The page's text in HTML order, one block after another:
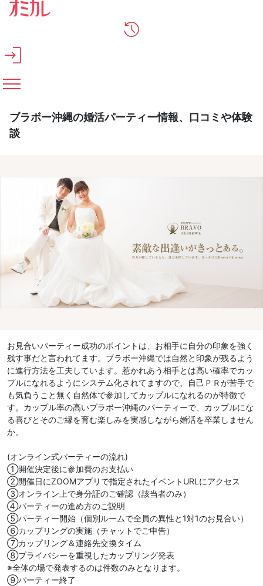
メインコンテンツへスキップ
ブラボー沖縄の婚活パーティー情報、口コミや体験
談
お見合いパーティー成功のポイントは、お相手に自分の印象を強く
残す事だと言われてます。ブラボー沖縄では自然と印象が残るよう
に進行方法を工夫しています。惹かれあう相手とは高い確率でカッ
プルになれるようにシステム化されてますので、自己ＰＲが苦手で
も気負うこと無く自然体で参加してカップルになれるのが特徴で
す。カップル率の高いブラボー沖縄のパーティーで、カップルにな
る喜びとそのご縁を育む楽しみを実感しながら婚活を卒業しません
か。
(オンライン式パーティーの流れ)
①開催決定後に参加費のお支払い
②開催日にZOOMアプリで指定されたイベントURLにアクセス
③オンライン上で身分証のご確認（該当者のみ）
④パーティーの進め方のご説明
⑤パーティー開始（個別ルームで全員の異性と1対1のお見合い）
⑥カップリングの実施（チャットでご申告）
⑦カップリング＆連絡先交換タイム
⑧プライバシーを重視したカップリング発表
※全体の場で発表するのは件数のみとなります。
⑨パーティー終了